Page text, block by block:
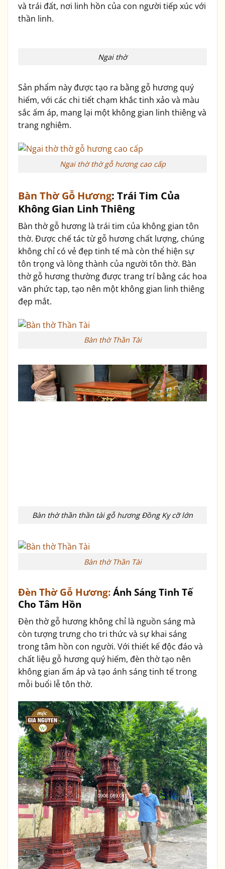
và trái đất, nơi linh hồn của con người tiếp xúc với
thần linh.
Ngai thờ
Sản phẩm này được tạo ra bằng gỗ hương quý
hiếm, với các chi tiết chạm khắc tinh xảo và màu
sắc ấm áp, mang lại một không gian linh thiêng và
trang nghiêm.
Ngai thờ thờ gỗ hương cao cấp
Bàn Thờ Gỗ Hương: Trái Tim Của
Không Gian Linh Thiêng
Bàn thờ gỗ hương là trái tim của không gian tôn
thờ. Được chế tác từ gỗ hương chất lượng, chúng
không chỉ có vẻ đẹp tinh tế mà còn thể hiện sự
tôn trọng và lòng thành của người tôn thờ. Bàn
thờ gỗ hương thường được trang trí bằng các hoa
văn phức tạp, tạo nên một không gian linh thiêng
đẹp mắt.
Bàn thờ Thần Tài
Bàn thờ thần thần tài gỗ hương Đồng Kỵ cỡ lớn
Bàn thờ Thần Tài
Đèn Thờ Gỗ Hương:Ánh Sáng Tinh Tế
Cho Tâm Hồn
Đèn thờ gỗ hương không chỉ là nguồn sáng mà
còn tượng trưng cho tri thức và sự khai sáng
trong tâm hồn con người. Với thiết kế độc đáo và
chất liệu gỗ hương quý hiếm, đèn thờ tạo nên
không gian ấm áp và tạo ánh sáng tinh tế trong
mỗi buổi lễ tôn thờ.